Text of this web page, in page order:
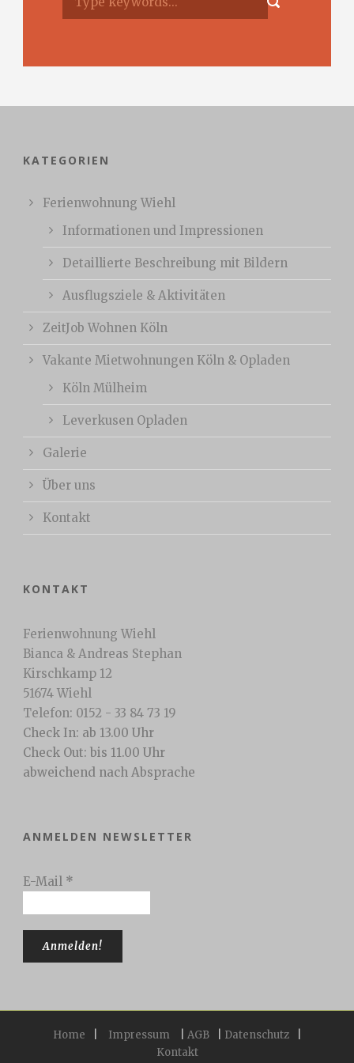
KATEGORIEN
Ferienwohnung Wiehl
Informationen und Impressionen
Detaillierte Beschreibung mit Bildern
Ausflugsziele & Aktivitäten
ZeitJob Wohnen Köln
Vakante Mietwohnungen Köln & Opladen
Köln Mülheim
Leverkusen Opladen
Galerie
Über uns
Kontakt
KONTAKT
Ferienwohnung Wiehl
Bianca & Andreas Stephan
Kirschkamp 12
51674 Wiehl
Telefon: 0152 - 33 84 73 19
Check In: ab 13.00 Uhr
Check Out: bis 11.00 Uhr
abweichend nach Absprache
ANMELDEN NEWSLETTER
E-Mail *
Home Impressum AGB Datenschutz
Kontakt